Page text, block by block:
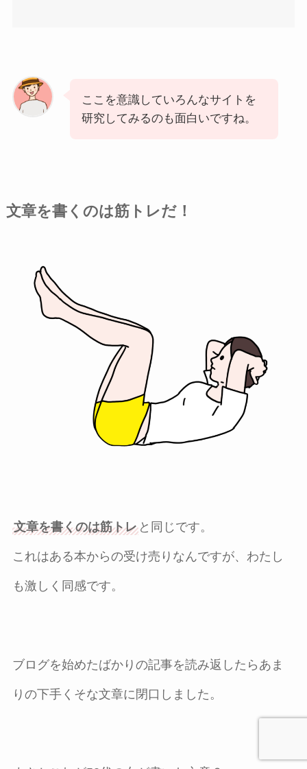
ここを意識していろんなサイトを
研究してみるのも面白いですね。
文章を書くのは筋トレだ！
文章を書くのは筋トレと同じです。
これはある本からの受け売りなんですが、わたし
も激しく同感です。
ブログを始めたばかりの記事を読み返したらあま
りの下手くそな文章に閉口しました。